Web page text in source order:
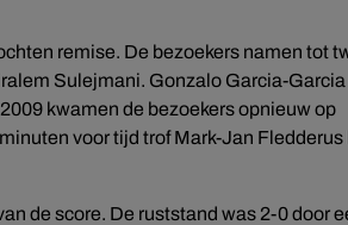
remise. De bezoekers namen tot
Sulejmani. Gonzalo Garcia-Garcia
kwamen de bezoekers opnieuw op
voor tijd trof Mark-Jan Fledderus
de score. De ruststand was 2-0 door